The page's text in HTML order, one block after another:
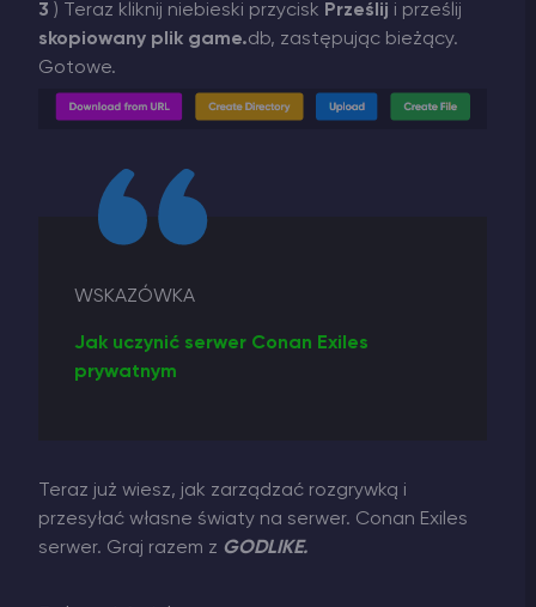
3 ) Teraz kliknij niebieski przycisk Prześlij i prześlij
skopiowany plik game.db, zastępując bieżący.
Gotowe.
WSKAZÓWKA
Jak uczynić serwer Conan Exiles
prywatnym
Teraz już wiesz, jak zarządzać rozgrywką i
przesyłać własne światy na serwer. Conan Exiles
serwer. Graj razem z GODLIKE.